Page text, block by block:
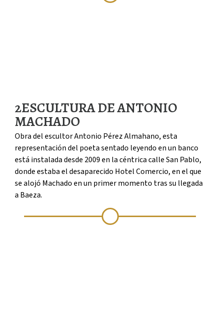
2ESCULTURA DE ANTONIO
MACHADO
Obra del escultor Antonio Pérez Almahano, esta
representación del poeta sentado leyendo en un banco
está instalada desde 2009 en la céntrica calle San Pablo,
donde estaba el desaparecido Hotel Comercio, en el que
se alojó Machado en un primer momento tras su llegada
a Baeza.